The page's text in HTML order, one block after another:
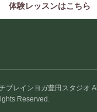
体験レッスンはこちら
ブレインヨガ豊田スタジオ All
Reserved.